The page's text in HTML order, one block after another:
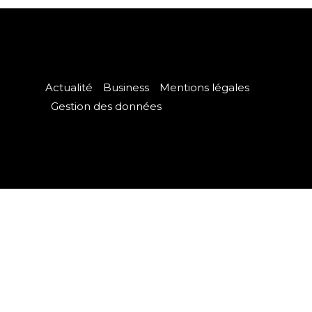
Actualité Business
Mentions légales
Gestion des données